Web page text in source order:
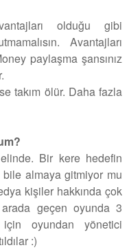
olduğu gibi
Avantajları
paylaşma şansınız
takım ölür. Daha fazla
Bir kere hedefin
bile almaya gitmiyor mu
kişiler hakkında çok
geçen oyunda 3
oyundan yönetici
:)